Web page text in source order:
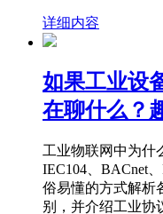
详细内容
如果工业设
在聊什么？
工业物联网中为什
IEC104、BACnet
俗易懂的方式解析
别，并介绍工业协